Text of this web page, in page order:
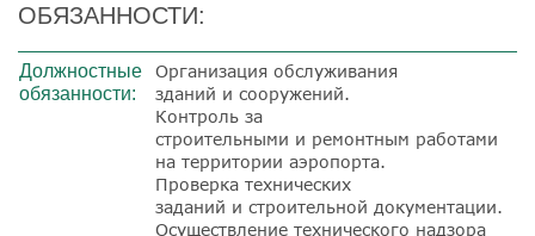
ОБЯЗАННОСТИ:
Должностные
обязанности:
Организация обслуживания
зданий и сооружений.
Контроль за
строительными и ремонтным работами
на территории аэропорта.
Проверка технических
заданий и строительной документации.
Осуществление технического надзора